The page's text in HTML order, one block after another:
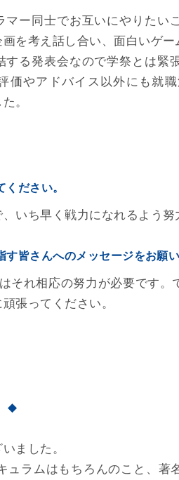
マー同士でお互いにやりたい
を考え話し合い、面白いゲー
する発表会なので学祭とは緊
価やアドバイス以外にも就
。
ださい。
いち早く戦力になれるよう努
皆さんへのメッセージをお願い
それ相応の努力が必要です。
張ってください。
ました。
ュラムはもちろんのこと、著